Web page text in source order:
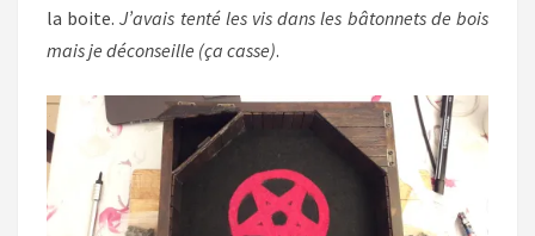
la boite.J’avais tenté les vis dans les bâtonnets de bois
mais je déconseille (ça casse).